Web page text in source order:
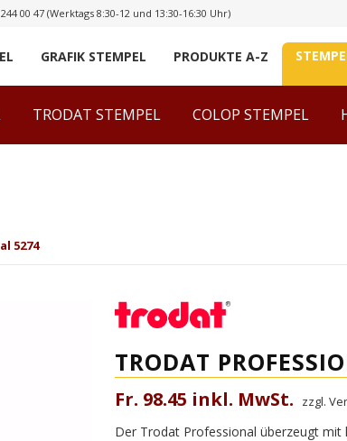
00 47 (Werktags 8:30-12 und 13:30-16:30 Uhr)
GRAFIK STEMPEL PRODUKTE A-Z
TRODAT STEMPEL COLOP STEMPEL
5274
TRODAT
Fr. 98.45 inkl. MwSt. zzgl.
Der Trodat Professional überzeugt